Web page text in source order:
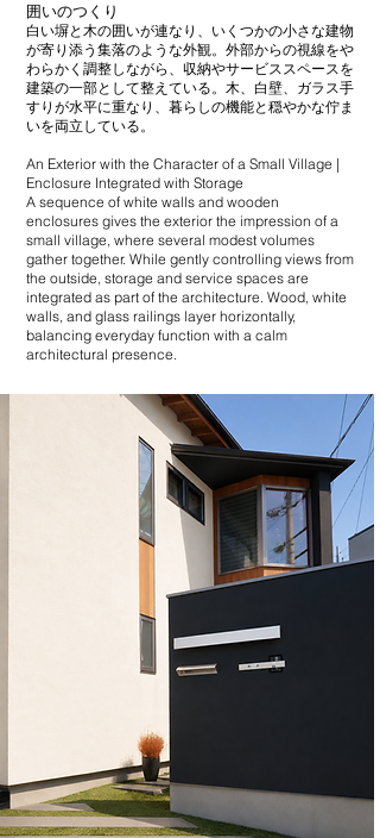
囲いのつくり
白い塀と木の囲いが連なり、いくつかの小さな建物
が寄り添う集落のような外観。外部からの視線をや
わらかく調整しながら、収納やサービススペースを
建築の一部として整えている。木、白壁、ガラス手
すりが水平に重なり、暮らしの機能と穏やかな佇ま
いを両立している。
An Exterior with the Character of a Small Village |
Enclosure Integrated with Storage
A sequence of white walls and wooden
enclosures gives the exterior the impression of a
small village, where several modest volumes
gather together. While gently controlling views from
the outside, storage and service spaces are
integrated as part of the architecture. Wood, white
walls, and glass railings layer horizontally,
balancing everyday function with a calm
architectural presence.